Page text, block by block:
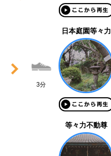
3分
日本庭園等々力
等々力不動尊